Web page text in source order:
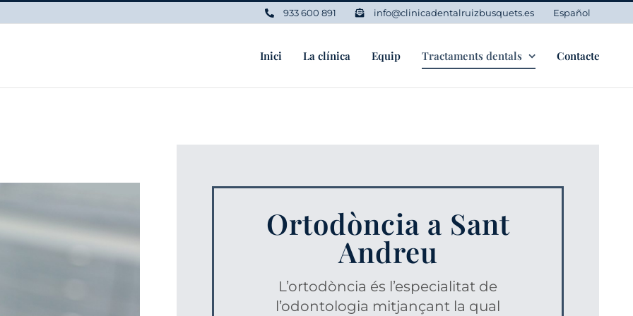
933 600 891 info@clinicadentalruizbusquets.es Español
Inici La clínica Equip Tractaments dentals Contacte
Ortodòncia a Sant
Andreu
L’ortodòncia és l’especialitat de
l’odontologia mitjançant la qual